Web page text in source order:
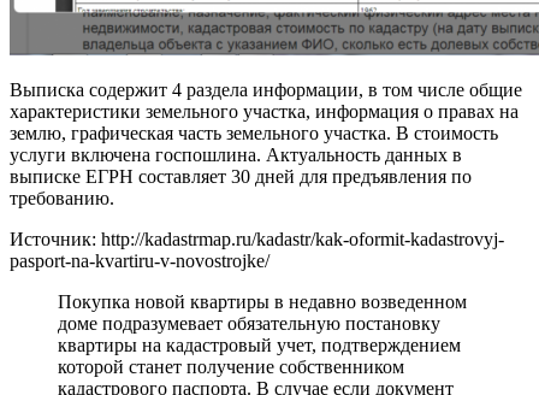
Выписка содержит 4 раздела информации, в том числе общие
характеристики земельного участка, информация о правах на
землю, графическая часть земельного участка. В стоимость
услуги включена госпошлина. Актуальность данных в
выписке ЕГРН составляет 30 дней для предъявления по
требованию.
Источник: http://kadastrmap.ru/kadastr/kak-oformit-kadastrovyj-
pasport-na-kvartiru-v-novostrojke/
Покупка новой квартиры в недавно возведенном
доме подразумевает обязательную постановку
квартиры на кадастровый учет, подтверждением
которой станет получение собственником
кадастрового паспорта. В случае если документ